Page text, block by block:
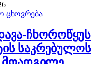
ცხოვრება
ჩხოროწყუს
საკრებულოს